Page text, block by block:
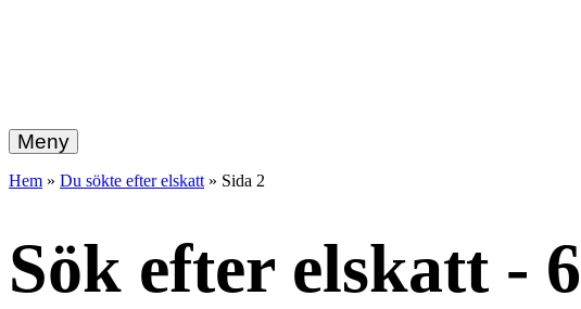
vidare
till
innehållet
energi
+
Meny
Hem » Du sökte efter elskatt » Sida 2
Sök efter elskatt -